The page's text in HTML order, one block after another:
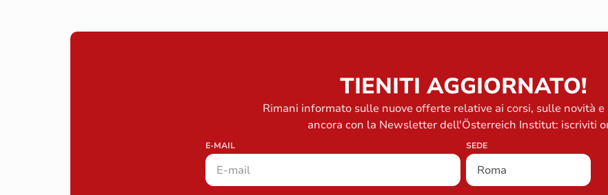
TIENITI AGGIORNATO!
Rimani informato sulle nuove offerte relative ai corsi, sulle novità
ancora con la Newsletter dell'Österreich Institut: iscriviti
E-MAIL SEDE